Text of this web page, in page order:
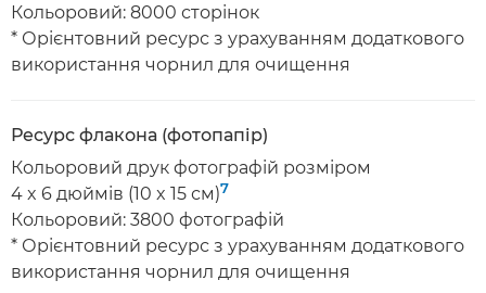
Кольоровий: 8000 сторінок
* Орієнтовний ресурс з урахуванням додаткового
використання чорнил для очищення
Ресурс флакона (фотопапір)
Кольоровий друк фотографій розміром
4 x 6 дюймів (10 x 15 см)7
Кольоровий: 3800 фотографій
* Орієнтовний ресурс з урахуванням додаткового
використання чорнил для очищення